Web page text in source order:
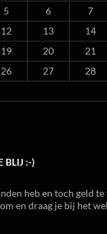
5 6 7
12 13 14
19 20 21
26 27 28
BLIJ :-)
heb en toch geld te
en draag je bij het